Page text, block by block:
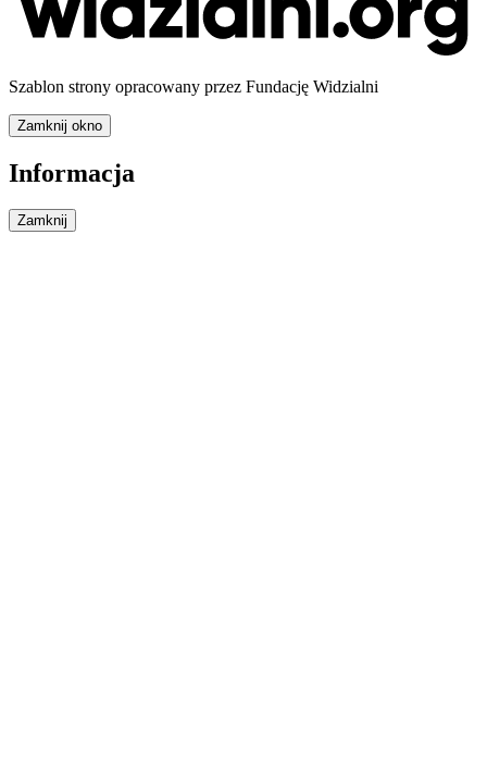
Szablon strony opracowany przez Fundację Widzialni
Zamknij okno
Informacja
Zamknij